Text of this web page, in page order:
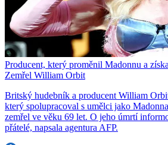
Producent, který proměnil Madonnu a
Zemřel William Orbit
Britský hudebník a producent William
který spolupracoval s umělci jako
zemřel ve věku 69 let. O jeho úmrtí
přátelé, napsala agentura AFP.